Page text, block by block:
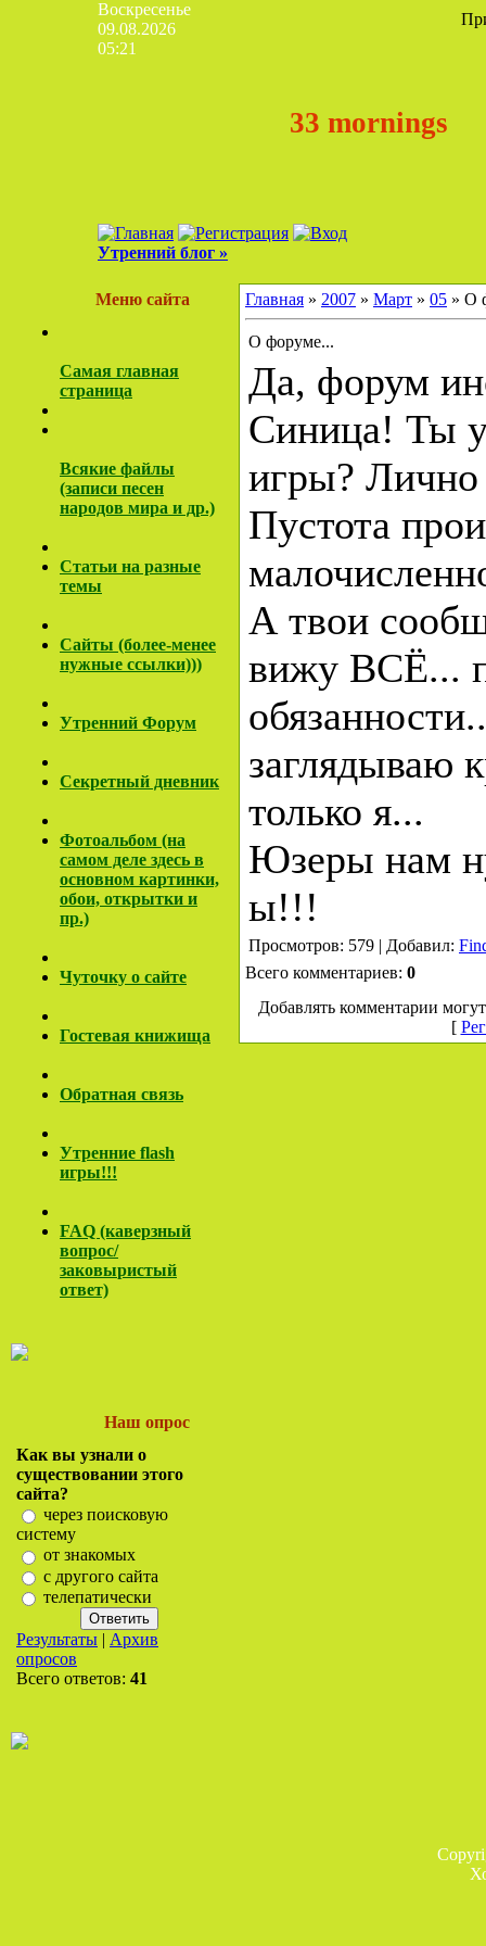
Воскресенье
09.08.2026
05:21
33 mornings
Утренний блог »
Меню сайта
Самая главная
страница
Всякие файлы
(записи песен
народов мира и др.)
Cтатьи на разные
темы
Сайты (более-менее
нужные ссылки)))
Утренний Форум
Секретный дневник
Фотоальбом (на
самом деле здесь в
основном картинки,
обои, открытки и
пр.)
Чуточку о сайте
Гостевая книжища
Обратная связь
Утренние flash
игры!!!
FAQ (каверзный
вопрос/
заковыристый
ответ)
Наш опрос
Как вы узнали о
существовании этого
сайта?
через поисковую
систему
от знакомых
с другого сайта
телепатически
Результаты | Архив
опросов
Всего ответов: 41
Главная » 2007 » Март » 05 » О
О форуме...
Да, форум
Синица! Ты
игры? Лично
Пустота
А твои
вижу ВСЁ...
заглядываю
только я...
Юзеры нам
ы!!!
Просмотров: 579 | Добавил:
Всего комментариев: 0
Добавлять комментарии
[